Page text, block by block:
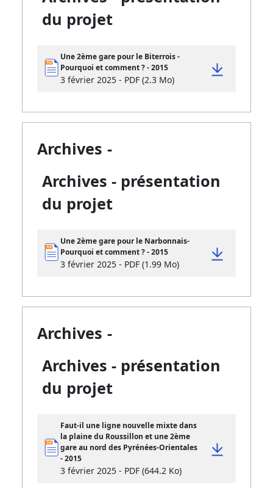
du projet
Une 2ème gare pour le Biterrois -
Pourquoi et comment ? - 2015
3 février 2025 - PDF (2.3 Mo)
Archives -
Archives - présentation
du projet
Une 2ème gare pour le Narbonnais-
Pourquoi et comment ? - 2015
3 février 2025 - PDF (1.99 Mo)
Archives -
Archives - présentation
du projet
Faut-il une ligne nouvelle mixte dans
la plaine du Roussillon et une 2ème
gare au nord des Pyrénées-Orientales
- 2015
3 février 2025 - PDF (644.2 Ko)